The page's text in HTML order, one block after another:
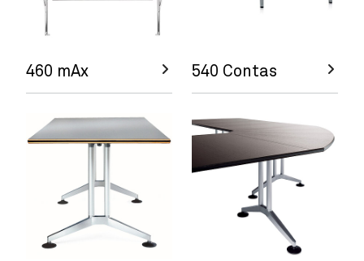
460 mAx 540 Contas